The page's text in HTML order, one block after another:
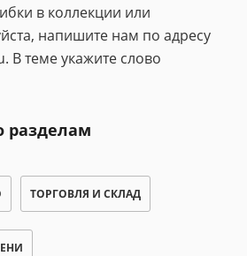
в коллекции или
напишите нам по адресу
В теме укажите слово
разделам
ТОРГОВЛЯ И СКЛАД